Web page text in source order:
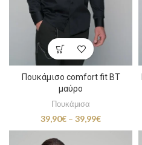
Πουκάμισο comfort fit BT
μαύρο
Πουκάμισα
39,90€ – 39,99€Price
range: